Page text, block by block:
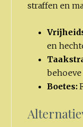
straffen en
en
behoeve
Boetes: